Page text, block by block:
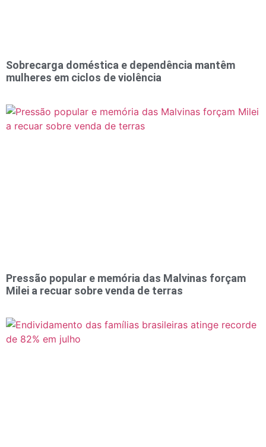
Sobrecarga doméstica e dependência mantêm
mulheres em ciclos de violência
Pressão popular e memória das Malvinas forçam
Milei a recuar sobre venda de terras